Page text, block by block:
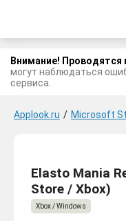
Внимание! Проводятся
могут наблюдаться
сервиса.
Applook.ru / Microsoft
Elasto Mania
Store / Xbox)
Xbox / Windows